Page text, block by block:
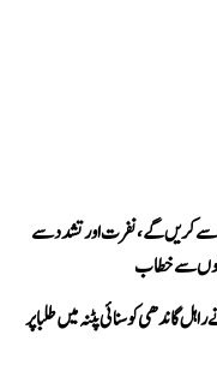
سے کریں گے، نفرت اور تشدد سے
سے خطاب
کو سنائی پٹنہ میں طلبا پر